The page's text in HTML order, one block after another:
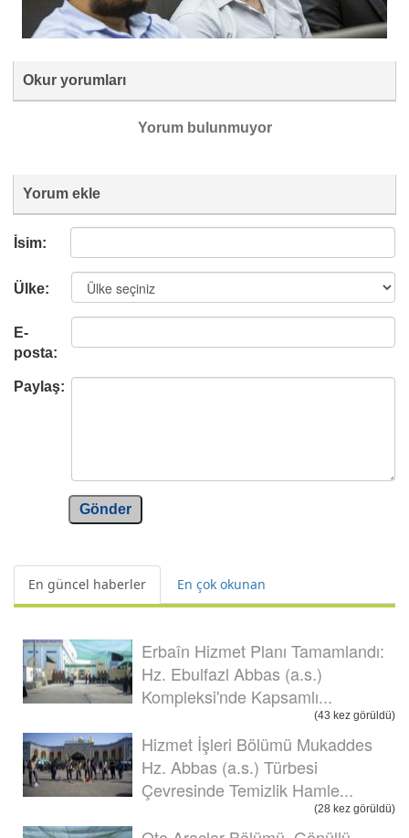
Okur yorumları
Yorum bulunmuyor
Yorum ekle
İsim:
Ülke:
E-
posta:
Paylaş:
Gönder
En güncel haberler En çok okunan
Erbaîn Hizmet Planı Tamamlandı:
Hz. Ebulfazl Abbas (a.s.)
Kompleksi'nde Kapsamlı...
(43 kez görüldü)
Hizmet İşleri Bölümü Mukaddes
Hz. Abbas (a.s.) Türbesi
Çevresinde Temizlik Hamle...
(28 kez görüldü)